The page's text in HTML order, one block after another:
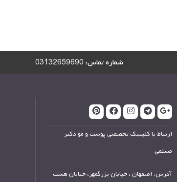
شماره تماس: 03132659690
ارتباط با کلینیک تخصصی پوست و مو دکتر
مسلمی
آدرس: اصفهان ، خیابان بزرگمهر، خیابان هشت